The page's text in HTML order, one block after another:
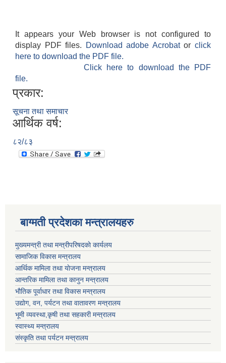
It appears your Web browser is not configured to
display PDF files.
Download adobe Acrobatorclick
here to download the PDF file.
Click here to download the PDF
file.
प्रकार:
सूचना तथा समाचार
आर्थिक वर्ष:
८२/८३
बाग्मती प्रदेशका मन्त्रालयहरु
मुख्यमन्त्री तथा मन्त्रीपरिषदकाे कार्यलय
सामाजिक विकास मन्त्रालय
आर्थिक मामिला तथा याेजना मन्त्रालय
आन्तरिक मामिला तथा कानुन मन्त्रालय
भाैतिक पूर्वाधार तथा विकास मन्त्रालय
उद्याेग, वन, पर्यटन तथा वातावरण मन्त्रालय
भूमी व्यवस्था,कृषी तथा सहकारी मन्त्रालय
स्वास्थ्य मन्त्रालय
संस्कृति तथा पर्यटन मन्त्रालय